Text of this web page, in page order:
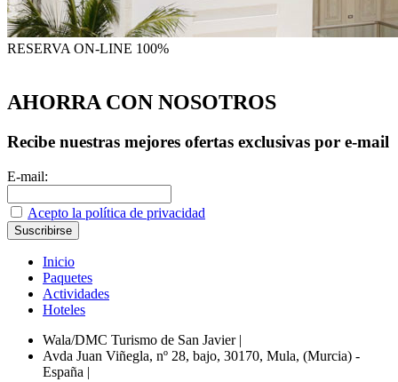
RESERVA ON-LINE 100%
AHORRA CON NOSOTROS
Recibe nuestras mejores ofertas exclusivas por e-mail
E-mail:
Acepto la política de privacidad
Inicio
Paquetes
Actividades
Hoteles
Wala/DMC Turismo de San Javier |
Avda Juan Viñegla, nº 28, bajo, 30170, Mula, (Murcia) -
España |